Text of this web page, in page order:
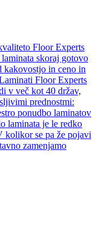
Floor Experts
skoraj gotovo
kakovostjo in ceno in
Floor Experts
v več kot 40 držav,
prednostmi:
ponudbo laminatov
laminata je le redko
kolikor se pa že pojavi
zamenjamo